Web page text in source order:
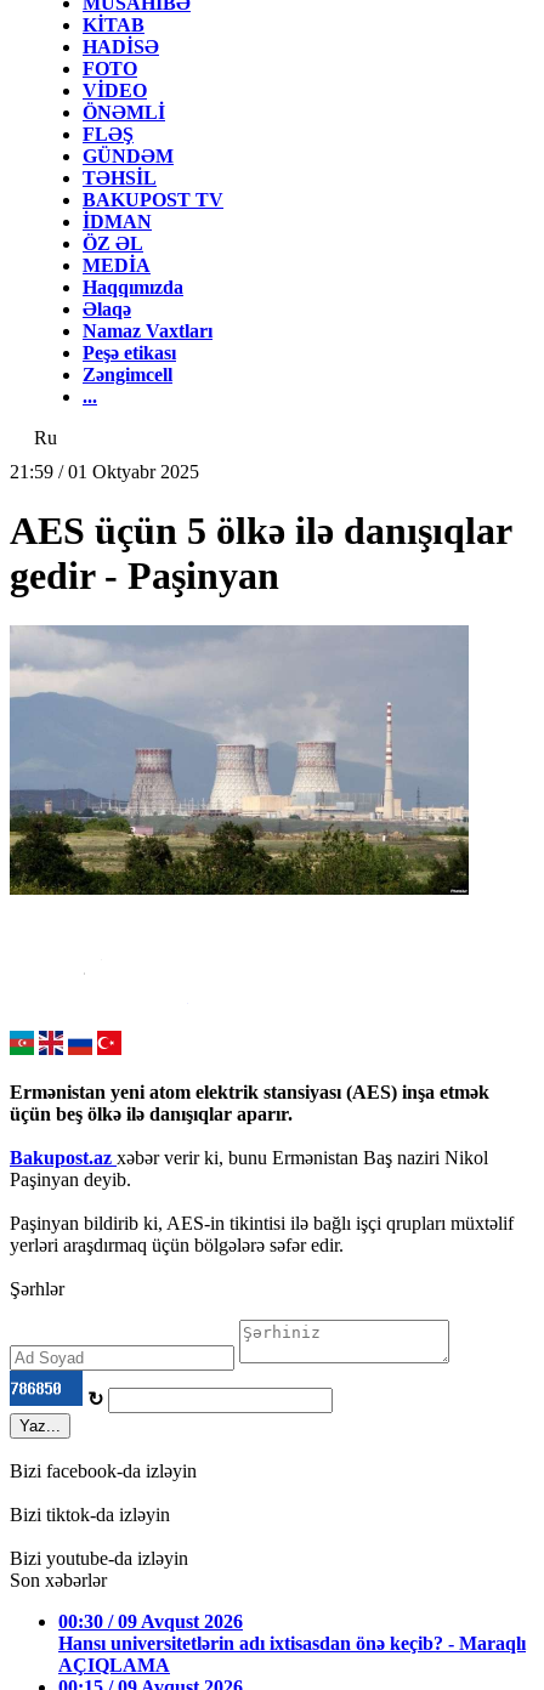
KİTAB
HADİSƏ
FOTO
VİDEO
ÖNƏMLİ
FLƏŞ
GÜNDƏM
TƏHSİL
BAKUPOST TV
İDMAN
ÖZ ƏL
MEDİA
Haqqımızda
Əlaqə
Namaz Vaxtları
Peşə etikası
Zəngimcell
...
Ru
21:59 / 01 Oktyabr 2025
AES üçün 5 ölkə ilə danışıqlar
gedir - Paşinyan
Ermənistan yeni atom elektrik stansiyası (AES) inşa etmək
üçün beş ölkə ilə danışıqlar aparır.
Bakupost.az xəbər verir ki, bunu Ermənistan Baş naziri Nikol
Paşinyan deyib.
Paşinyan bildirib ki, AES-in tikintisi ilə bağlı işçi qrupları müxtəlif
yerləri araşdırmaq üçün bölgələrə səfər edir.
Şərhlər
↻
Yaz...
Bizi facebook-da izləyin
Bizi tiktok-da izləyin
Bizi youtube-da izləyin
Son xəbərlər
00:30 / 09 Avqust 2026
Hansı universitetlərin adı ixtisasdan önə keçib? - Maraqlı
AÇIQLAMA